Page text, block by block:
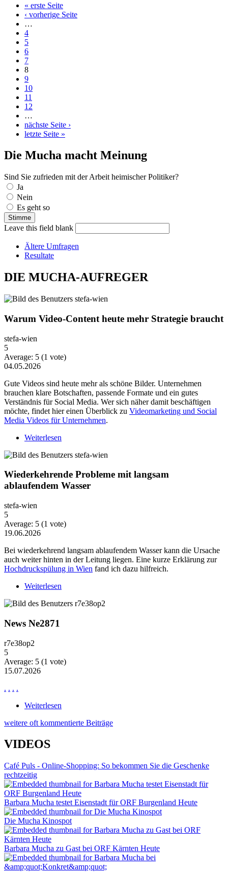
Seiten« erste Seite
‹ vorherige Seite
…
4
5
6
7
8
9
10
11
12
…
nächste Seite ›
letzte Seite »
Die Mucha macht Meinung
Sind Sie zufrieden mit der Arbeit heimischer Politiker?
Auswahlmöglichkeiten
Ja
Nein
Es geht so
Leave this field blank
Ältere Umfragen
Resultate
DIE MUCHA-AUFREGER
Warum Video-Content heute mehr Strategie braucht
stefa-wien
5
Average: 5 (1 vote)
04.05.2026
Gute Videos sind heute mehr als schöne Bilder. Unternehmen
brauchen klare Botschaften, passende Formate und ein gutes
Verständnis für Social Media. Wer sich näher damit beschäftigen
möchte, findet hier einen Überblick zu Videomarketing und Social
Media Videos für Unternehmen.
Weiterlesen
Wiederkehrende Probleme mit langsam
ablaufendem Wasser
stefa-wien
5
Average: 5 (1 vote)
19.06.2026
Bei wiederkehrend langsam ablaufendem Wasser kann die Ursache
auch weiter hinten in der Leitung liegen. Eine kurze Erklärung zur
Hochdruckspülung in Wien fand ich dazu hilfreich.
Weiterlesen
News Ne2871
r7e38op2
5
Average: 5 (1 vote)
15.07.2026
. . . .
Weiterlesen
weitere oft kommentierte Beiträge
VIDEOS
Café Puls - Online-Shopping: So bekommen Sie die Geschenke
rechtzeitig
Barbara Mucha testet Eisenstadt für ORF Burgenland Heute
Die Mucha Kinospot
Barbara Mucha zu Gast bei ORF Kärnten Heute